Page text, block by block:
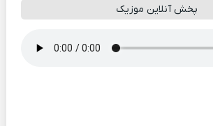
پخش آنلاین موزیک